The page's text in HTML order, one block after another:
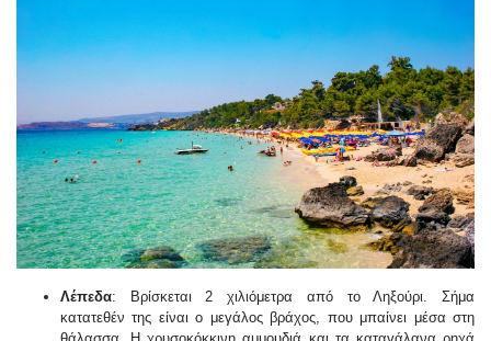
Λέπεδα: Βρίσκεται 2 χιλιόμετρα από το Ληξούρι. Σήμα
κατατεθέν της είναι ο μεγάλος βράχος, που μπαίνει μέσα στη